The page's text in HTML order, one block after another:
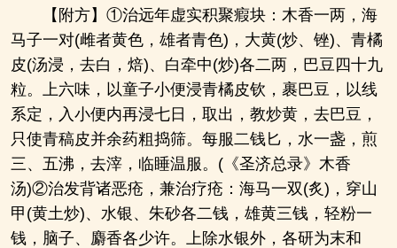
【附方】①治远年虚实积聚瘕块：木香一两，海
马子一对(雌者黄色，雄者青色)，大黄(炒、锉)、青橘
皮(汤浸，去白，焙)、白牵中(炒)各二两，巴豆四十九
粒。上六味，以童子小便浸青橘皮钦，裹巴豆，以线
系定，入小便内再浸七日，取出，教炒黄，去巴豆，
只使青稿皮并余药粗捣筛。每服二钱匕，水一盏，煎
三、五沸，去滓，临睡温服。(《圣济总录》木香
汤)②治发背诸恶疮，兼治疗疮：海马一双(炙)，穿山
甲(黄土炒)、水银、朱砂各二钱，雄黄三钱，轻粉一
钱，脑子、麝香各少许。上除水银外，各研为末和